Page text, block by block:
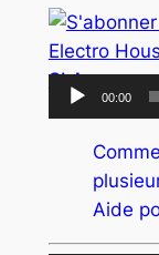
S’abonner
Lecteur
audio
00:00
Aide